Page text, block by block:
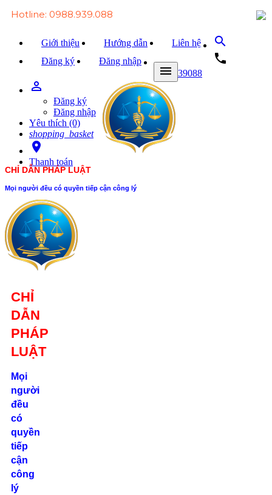
Hotline: 0988.939.088
Giới thiệu Hướng dẫn
Liên hệ
Đăng ký
Đăng nhập
search
local_phone
0988939088
person_outline
Đăng ký
Đăng nhập
Yêu thích (0)
shopping_basket
room
Thanh toán
menu
CHỈ DẪN PHÁP LUẬT
Mọi người đều có quyền tiếp cận công lý
CHỈ
DẪN
PHÁP
LUẬT
Mọi
người
đều
có
quyền
tiếp
cận
công
lý
Trang chủ
Văn bản Luật
Văn bản Đảng
Tài liệu
Hỏi - đáp
Trao đổi
Tin tức
Liên hệ
Số 24/2B
Đường Võ
Oanh, P. 25, Q.
Bình Thạnh, Tp.
Hồ Chí Minh
0862.000.639